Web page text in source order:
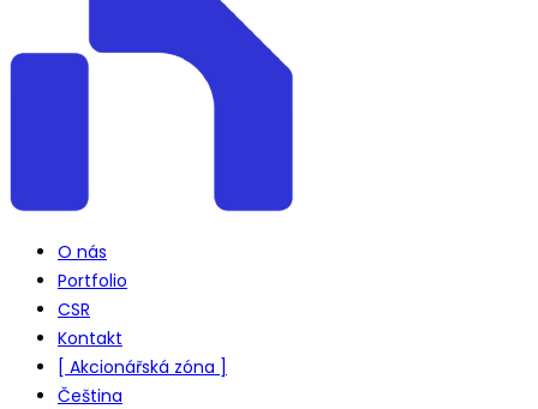
O nás
Portfolio
CSR
Kontakt
[ Akcionářská zóna ]
Čeština